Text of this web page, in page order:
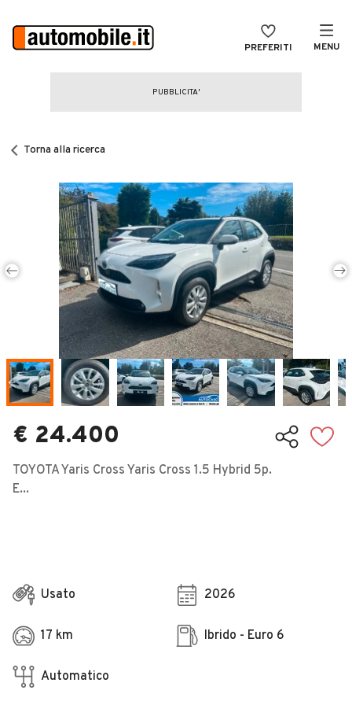
PREFERITI MENU
CERCA
Auto Nuove
Noleggio a lungo termine
Auto d'epoca
Moto
Camper
Veicoli Commerciali
Concessionari
Torna alla ricerca
€ 24.400
TOYOTA Yaris Cross Yaris Cross 1.5 Hybrid 5p.
E...
Usato 2026
17 km Ibrido - Euro 6
Automatico